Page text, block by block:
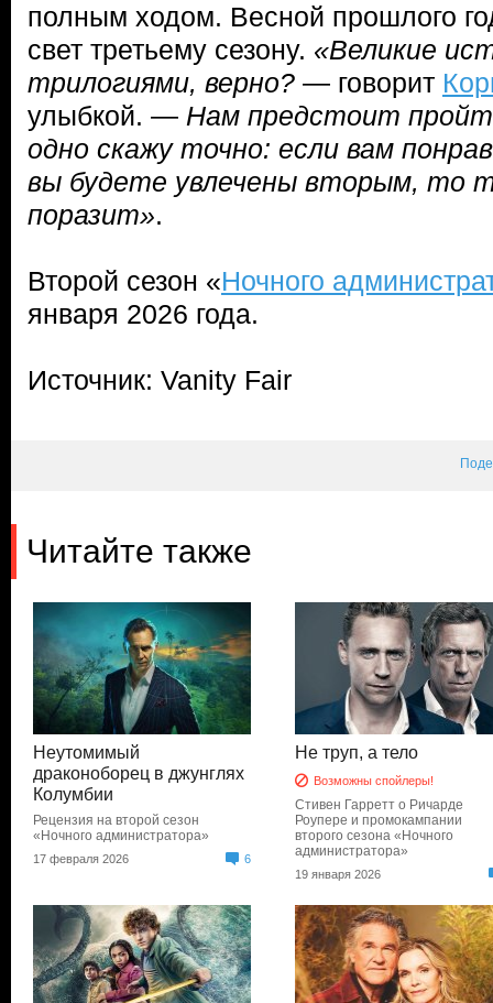
полным ходом. Весной прошлого
свет третьему сезону. «Великие
трилогиями, верно? — говорит
улыбкой. — Нам предстоит
одно скажу точно: если вам
вы будете увлечены вторым, то
поразит».
Второй сезон «Ночного
января 2026 года.
Источник: Vanity Fair
Читайте также
Неутомимый
драконоборец в джунглях
Колумбии
Рецензия на второй сезон
«Ночного администратора»
17 февраля 2026 6
Не труп, а тело
Возможны спойлеры!
Стивен Гарретт о Ричарде
Роупере и промокампании
второго сезона «Ночного
администратора»
19 января 2026